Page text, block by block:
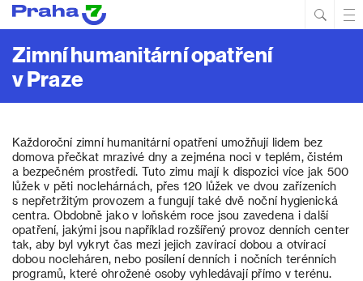
Zimní humanitární opatření
v Praze
Každoroční zimní humanitární opatření umožňují lidem bez
domova přečkat mrazivé dny a zejména noci v teplém, čistém
a bezpečném prostředí. Tuto zimu mají k dispozici více jak 500
lůžek v pěti noclehárnách, přes 120 lůžek ve dvou zařízeních
s nepřetržitým provozem a fungují také dvě noční hygienická
centra. Obdobně jako v loňském roce jsou zavedena i další
opatření, jakými jsou například rozšířený provoz denních center
tak, aby byl vykryt čas mezi jejich zavírací dobou a otvírací
dobou nocleháren, nebo posílení denních i nočních terénních
programů, které ohrožené osoby vyhledávají přímo v terénu.